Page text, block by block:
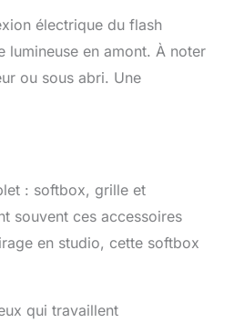
électrique du flash
en amont. À noter
ou sous abri. Une
: softbox, grille et
souvent ces accessoires
en studio, cette softbox
qui travaillent